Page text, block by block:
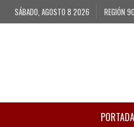
SÁBADO, AGOSTO 8 2026 REGIÓN
PORTADA